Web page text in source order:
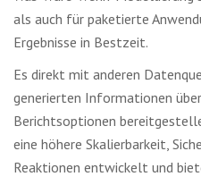
als auch für paketierte
Ergebnisse in Bestzeit.
Es direkt mit anderen
generierten Informationen
Berichtsoptionen
eine höhere Skalierbarkeit,
Reaktionen entwickelt und